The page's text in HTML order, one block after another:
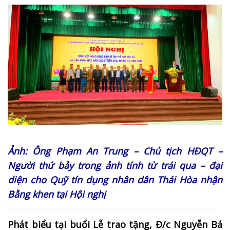
Ảnh: Ông Phạm An Trung – Chủ tịch HĐQT –
Người thứ bảy trong ảnh tính từ trái qua – đại
diện cho Quỹ tín dụng nhân dân Thái Hòa nhận
Bằng khen tại Hội nghị
Phát biểu tại buổi Lễ trao tặng, Đ/c Nguyễn Bá